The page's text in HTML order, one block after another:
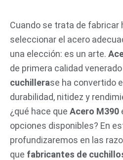
contenido
Cuando se trata de fabricar
seleccionar el acero
una elección: es un arte.
de primera calidad
cuchillerase ha convertido
durabilidad, nitidez y
¿qué hace que Acero M390
opciones disponibles? En
profundizaremos en las
que fabricantes de